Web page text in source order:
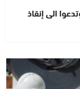
الى إنقاذ